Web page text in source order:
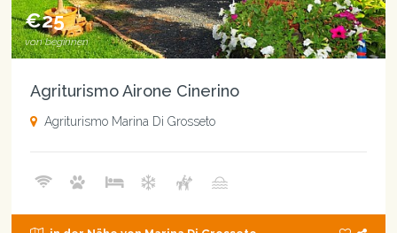
€25
von beginnen
Agriturismo Airone Cinerino
Agriturismo Marina Di Grosseto